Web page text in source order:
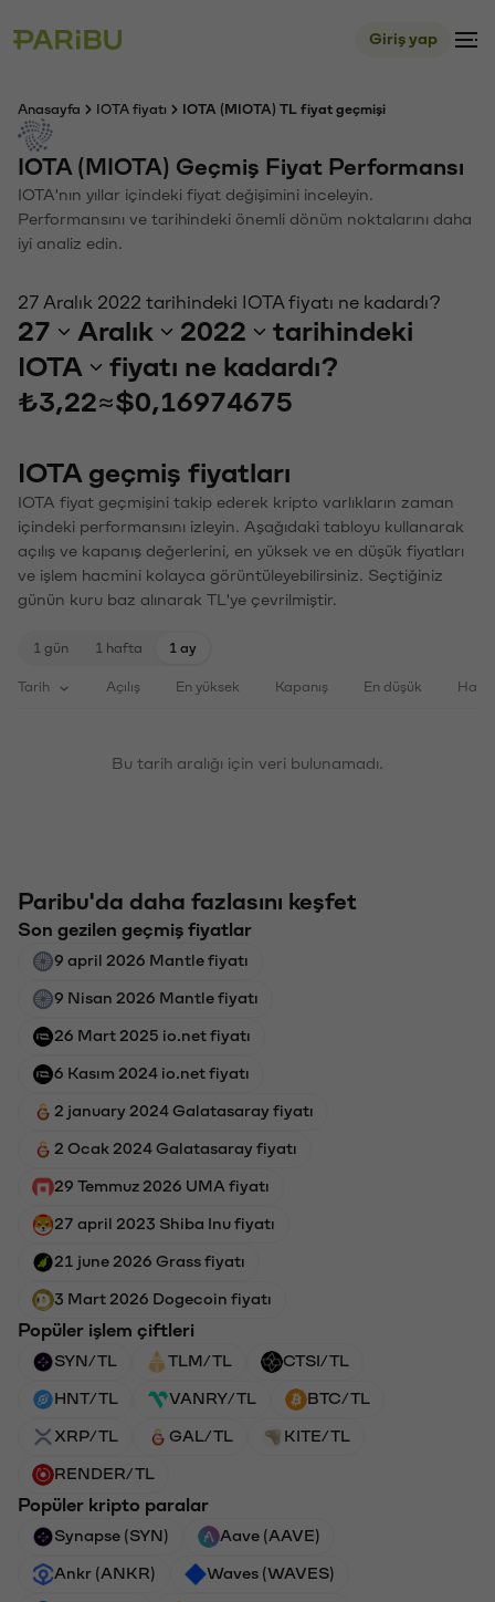
Giriş yap
Anasayfa IOTA fiyatı IOTA (MIOTA) TL fiyat geçmişi
IOTA (MIOTA) Geçmiş Fiyat Performansı
IOTA'nın yıllar içindeki fiyat değişimini inceleyin.
Performansını ve tarihindeki önemli dönüm noktalarını daha
iyi analiz edin.
27 Aralık 2022 tarihindeki IOTA fiyatı ne kadardı?
27 Aralık 2022
tarihindeki
IOTA
fiyatı ne kadardı?
₺3,22≈$0,16974675
IOTA geçmiş fiyatları
IOTA fiyat geçmişini takip ederek kripto varlıkların zaman
içindeki performansını izleyin. Aşağıdaki tabloyu kullanarak
açılış ve kapanış değerlerini, en yüksek ve en düşük fiyatları
ve işlem hacmini kolayca görüntüleyebilirsiniz. Seçtiğiniz
günün kuru baz alınarak TL'ye çevrilmiştir.
1 gün 1 hafta 1 ay
Tarih Açılış En yüksek Kapanış En düşük
Bu tarih aralığı için veri bulunamadı.
Paribu'da daha fazlasını keşfet
Son gezilen geçmiş fiyatlar
9 april 2026 Mantle fiyatı
9 Nisan 2026 Mantle fiyatı
26 Mart 2025 io.net fiyatı
6 Kasım 2024 io.net fiyatı
2 january 2024 Galatasaray fiyatı
2 Ocak 2024 Galatasaray fiyatı
29 Temmuz 2026 UMA fiyatı
27 april 2023 Shiba Inu fiyatı
21 june 2026 Grass fiyatı
3 Mart 2026 Dogecoin fiyatı
Popüler işlem çiftleri
SYN/TL TLM/TL CTSI/TL
HNT/TL VANRY/TL BTC/TL
XRP/TL GAL/TL KITE/TL
RENDER/TL
Popüler kripto paralar
Synapse (SYN) Aave (AAVE)
Ankr (ANKR) Waves (WAVES)